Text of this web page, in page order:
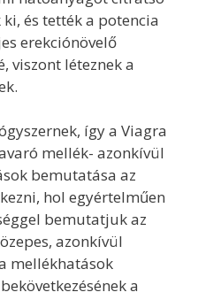
és tették a potencia
erekciónövelő
viszont léteznek a
így a Viagra
mellék- azonkívül
bemutatása az
hol egyértelműen
bemutatjuk az
azonkívül
mellékhatások
a